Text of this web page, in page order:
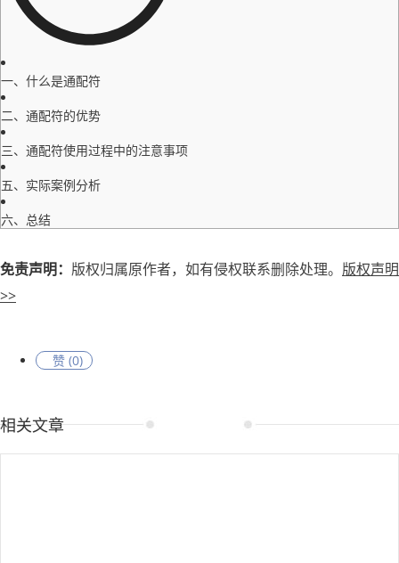
一、什么是通配符
二、通配符的优势
三、通配符使用过程中的注意事项
五、实际案例分析
六、总结
免责声明： 版权归属原作者，如有侵权联系删除处理。 版权声明
>>
赞 (0)
相关文章